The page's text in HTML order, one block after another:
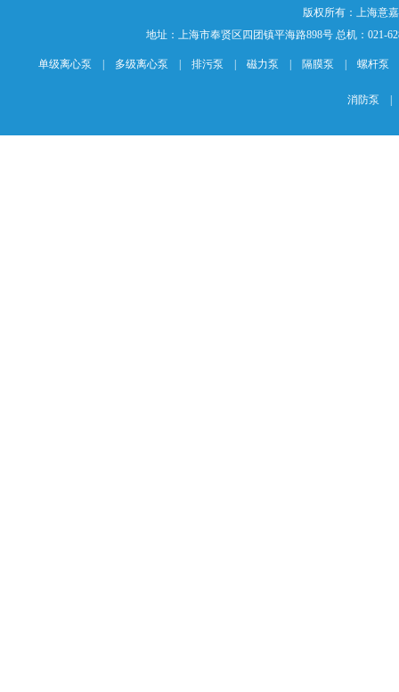
版权所有：上海意
地址：上海市奉贤区四团镇平海路898号 总机：021-
单级离心泵 多级离心泵 排污泵 磁力泵 隔膜泵 螺杆泵
消防泵